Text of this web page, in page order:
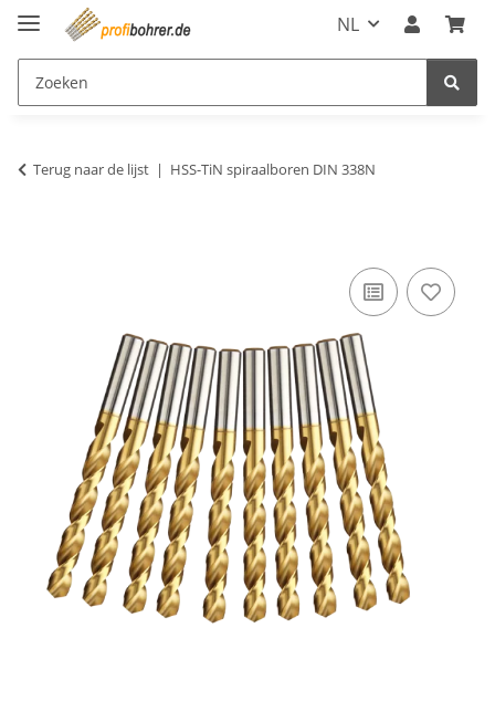
NL
Terug naar de lijst HSS-TiN spiraalboren DIN 338N